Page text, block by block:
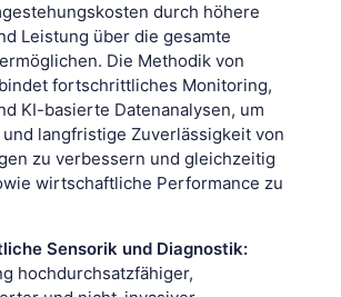
durch höhere
Leistung über die gesamte
Die Methodik von
fortschrittliches Monitoring,
KI-basierte Datenanalysen, um
langfristige Zuverlässigkeit von
zu verbessern und gleichzeitig
wirtschaftliche Performance zu
Sensorik und Diagnostik:
hochdurchsatzfähiger,